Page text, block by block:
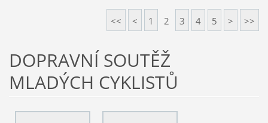
<< < 1 2 3 4 5 > >>
DOPRAVNÍ SOUTĚŽ
MLADÝCH CYKLISTŮ